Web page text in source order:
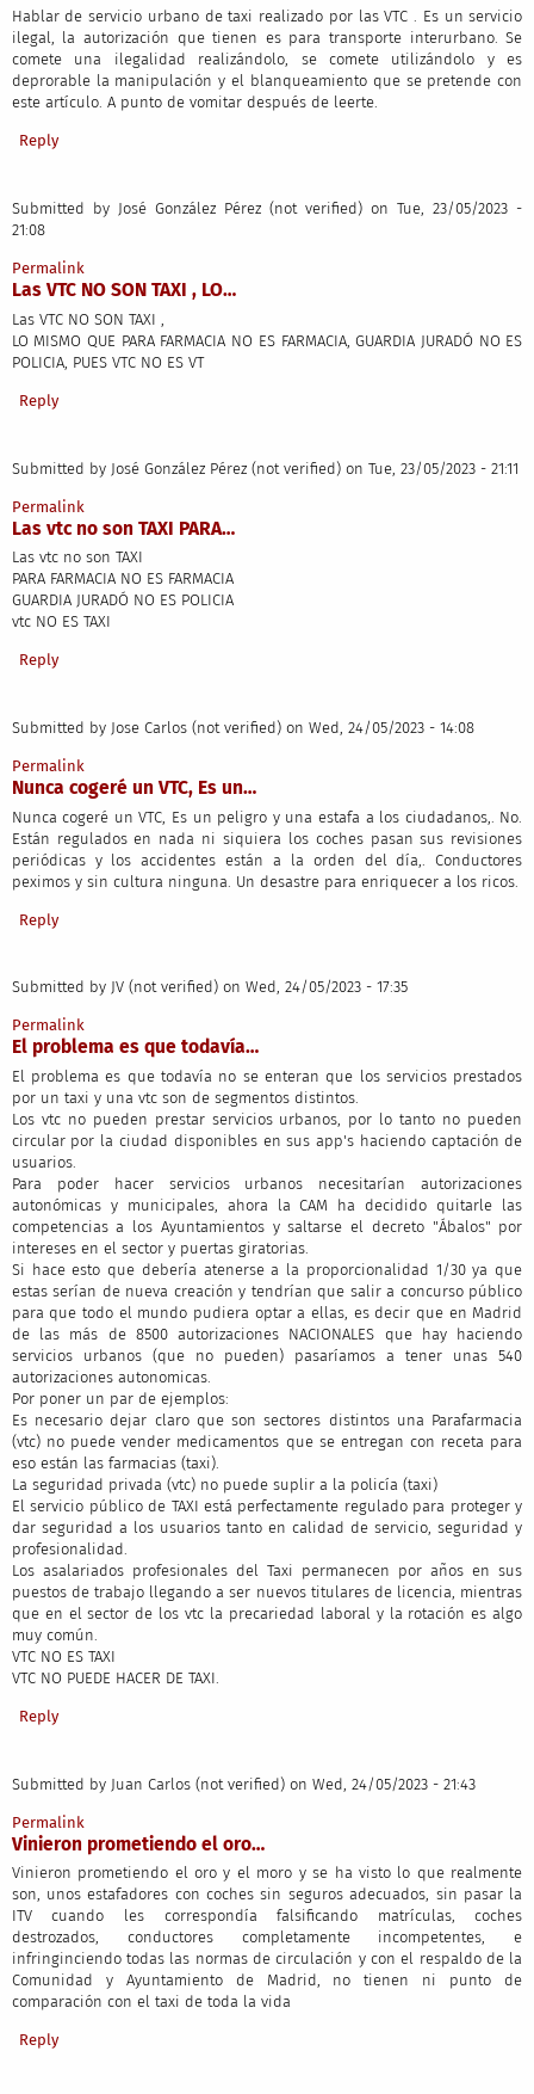
Hablar de servicio urbano de taxi realizado por las VTC . Es un servicio
ilegal, la autorización que tienen es para transporte interurbano. Se
comete una ilegalidad realizándolo, se comete utilizándolo y es
deprorable la manipulación y el blanqueamiento que se pretende con
este artículo. A punto de vomitar después de leerte.
Reply
Submitted by José González Pérez (not verified) on Tue, 23/05/2023 -
21:08
Permalink
Las VTC NO SON TAXI , LO…
Las VTC NO SON TAXI ,
LO MISMO QUE PARA FARMACIA NO ES FARMACIA, GUARDIA JURADÓ NO ES
POLICIA, PUES VTC NO ES VT
Reply
Submitted by José González Pérez (not verified) on Tue, 23/05/2023 - 21:11
Permalink
Las vtc no son TAXI PARA…
Las vtc no son TAXI
PARA FARMACIA NO ES FARMACIA
GUARDIA JURADÓ NO ES POLICIA
vtc NO ES TAXI
Reply
Submitted by Jose Carlos (not verified) on Wed, 24/05/2023 - 14:08
Permalink
Nunca cogeré un VTC, Es un…
Nunca cogeré un VTC, Es un peligro y una estafa a los ciudadanos,. No.
Están regulados en nada ni siquiera los coches pasan sus revisiones
periódicas y los accidentes están a la orden del día,. Conductores
peximos y sin cultura ninguna. Un desastre para enriquecer a los ricos.
Reply
Submitted by JV (not verified) on Wed, 24/05/2023 - 17:35
Permalink
El problema es que todavía…
El problema es que todavía no se enteran que los servicios prestados
por un taxi y una vtc son de segmentos distintos.
Los vtc no pueden prestar servicios urbanos, por lo tanto no pueden
circular por la ciudad disponibles en sus app's haciendo captación de
usuarios.
Para poder hacer servicios urbanos necesitarían autorizaciones
autonómicas y municipales, ahora la CAM ha decidido quitarle las
competencias a los Ayuntamientos y saltarse el decreto "Ábalos" por
intereses en el sector y puertas giratorias.
Si hace esto que debería atenerse a la proporcionalidad 1/30 ya que
estas serían de nueva creación y tendrían que salir a concurso público
para que todo el mundo pudiera optar a ellas, es decir que en Madrid
de las más de 8500 autorizaciones NACIONALES que hay haciendo
servicios urbanos (que no pueden) pasaríamos a tener unas 540
autorizaciones autonomicas.
Por poner un par de ejemplos:
Es necesario dejar claro que son sectores distintos una Parafarmacia
(vtc) no puede vender medicamentos que se entregan con receta para
eso están las farmacias (taxi).
La seguridad privada (vtc) no puede suplir a la policía (taxi)
El servicio público de TAXI está perfectamente regulado para proteger y
dar seguridad a los usuarios tanto en calidad de servicio, seguridad y
profesionalidad.
Los asalariados profesionales del Taxi permanecen por años en sus
puestos de trabajo llegando a ser nuevos titulares de licencia, mientras
que en el sector de los vtc la precariedad laboral y la rotación es algo
muy común.
VTC NO ES TAXI
VTC NO PUEDE HACER DE TAXI.
Reply
Submitted by Juan Carlos (not verified) on Wed, 24/05/2023 - 21:43
Permalink
Vinieron prometiendo el oro…
Vinieron prometiendo el oro y el moro y se ha visto lo que realmente
son, unos estafadores con coches sin seguros adecuados, sin pasar la
ITV cuando les correspondía falsificando matrículas, coches
destrozados, conductores completamente incompetentes, e
infringinciendo todas las normas de circulación y con el respaldo de la
Comunidad y Ayuntamiento de Madrid, no tienen ni punto de
comparación con el taxi de toda la vida
Reply